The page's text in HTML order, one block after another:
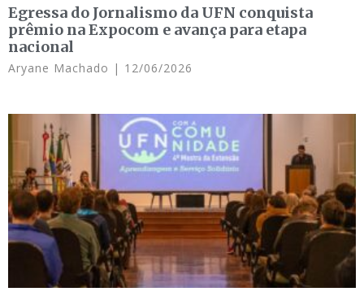
Egressa do Jornalismo da UFN conquista
prêmio na Expocom e avança para etapa
nacional
Aryane Machado 12/06/2026